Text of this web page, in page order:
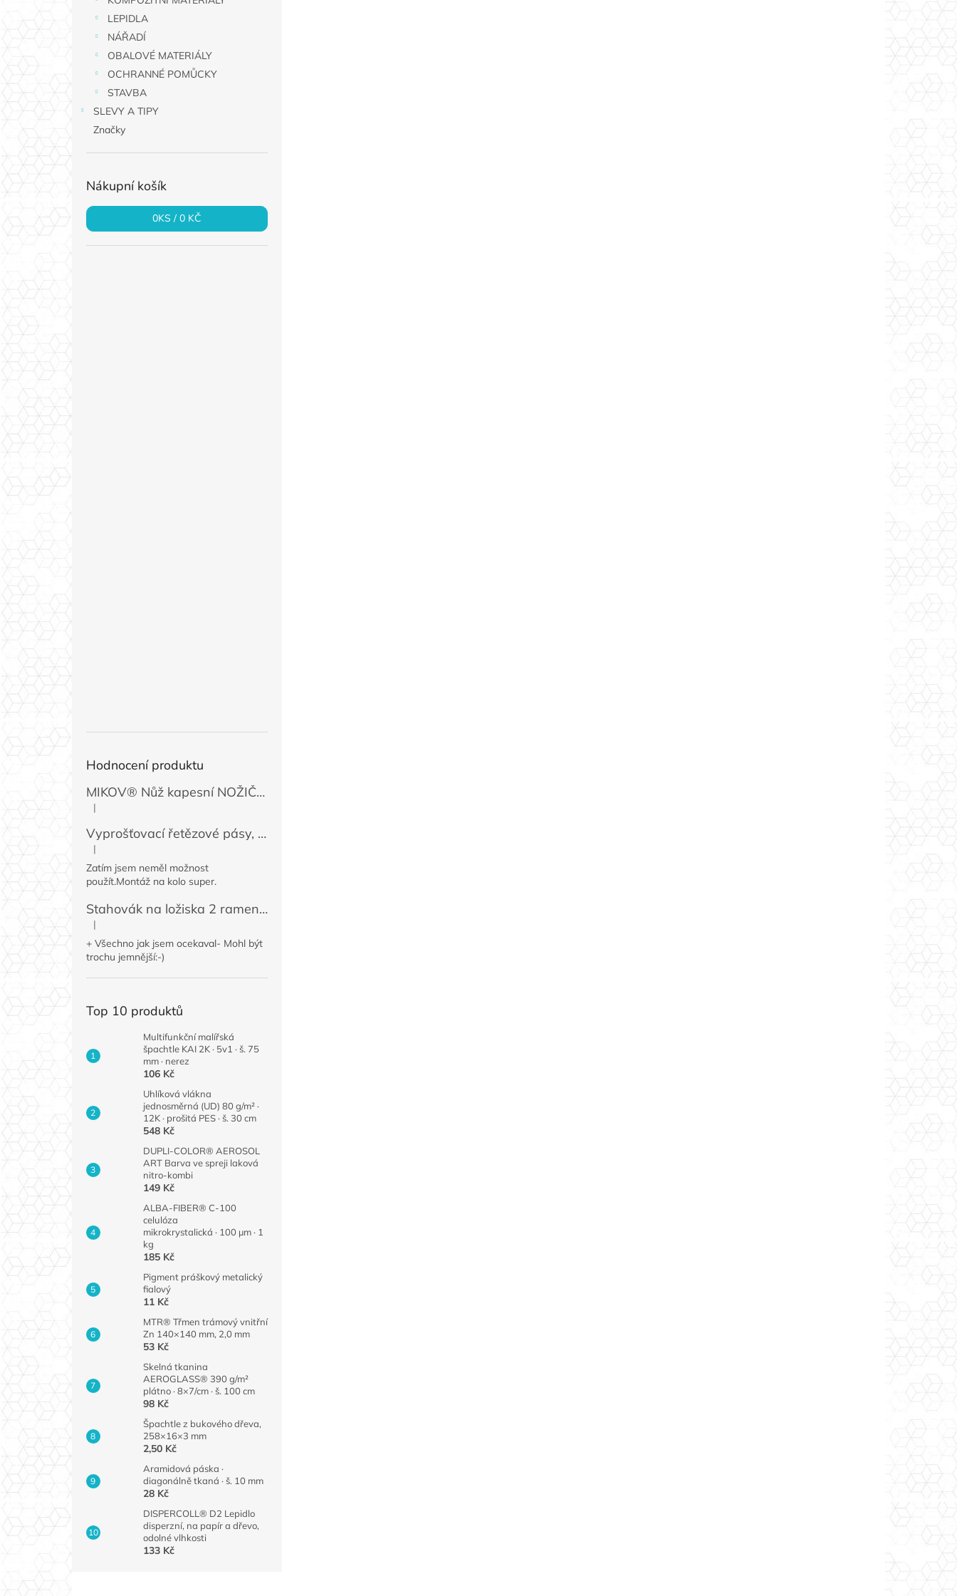
LEPIDLA
NÁŘADÍ
OBALOVÉ MATERIÁLY
OCHRANNÉ POMŮCKY
STAVBA
SLEVY A TIPY
Značky
Nákupní košík
0KS /0 KČ
Hodnocení produktu
MIKOV® Nůž kapesní NOŽIČKA 131-NZn-1 zavírací, 74 mm
Hodnocení produktu je 5 z 5 hvězdiček.
|
Vyprošťovací řetězové pásy, 2 ks
Hodnocení produktu je 5 z 5 hvězdiček.
|
Zatím jsem neměl možnost
použít.Montáž na kolo super.
Stahovák na ložiska 2 ramenný MINI 50 / 60 mm
Hodnocení produktu je 4 z 5 hvězdiček.
|
+ Všechno jak jsem ocekaval- Mohl být
trochu jemnější:-)
Top 10 produktů
Multifunkční malířská
špachtle KAI 2K · 5v1 · š. 75
mm · nerez
106 Kč
Uhlíková vlákna
jednosměrná (UD) 80 g/m² ·
12K · prošitá PES · š. 30 cm
548 Kč
DUPLI-COLOR® AEROSOL
ART Barva ve spreji laková
nitro-kombi
149 Kč
ALBA-FIBER® C-100
celulóza
mikrokrystalická · 100 µm · 1
kg
185 Kč
Pigment práškový metalický
fialový
11 Kč
MTR® Třmen trámový vnitřní
Zn 140×140 mm, 2,0 mm
53 Kč
Skelná tkanina
AEROGLASS® 390 g/m²
plátno · 8×7/cm · š. 100 cm
98 Kč
Špachtle z bukového dřeva,
258×16×3 mm
2,50 Kč
Aramidová páska ·
diagonálně tkaná · š. 10 mm
28 Kč
DISPERCOLL® D2 Lepidlo
disperzní, na papír a dřevo,
odolné vlhkosti
133 Kč